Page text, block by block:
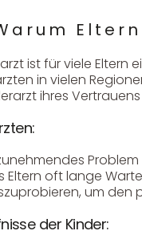
ist für viele
in vielen
ihres
oft lange
um den
der Kinder: